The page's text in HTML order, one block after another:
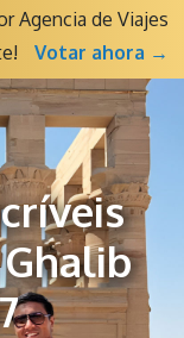
Agencia de Viajes
Votar ahora →